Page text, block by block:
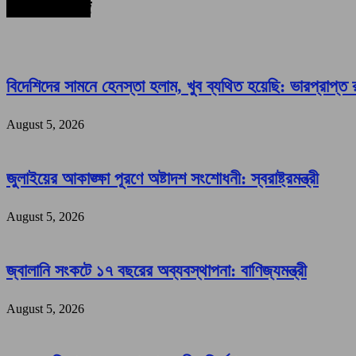
বিদেশিদের সামনে হেনস্তা হলাম, খুব ব্যথিত হয়েছি: ভারপ্রাপ্ত
August 5, 2026
জুলাইয়ের আকাঙ্ক্ষা পূরণে অষ্টাদশ সংশোধনী: স্বরাষ্ট্রমন্ত্রী
August 5, 2026
জ্বালানি সংকটে ১৭ বছরের অব্যবস্থাপনা: বাণিজ্যমন্ত্রী
August 5, 2026